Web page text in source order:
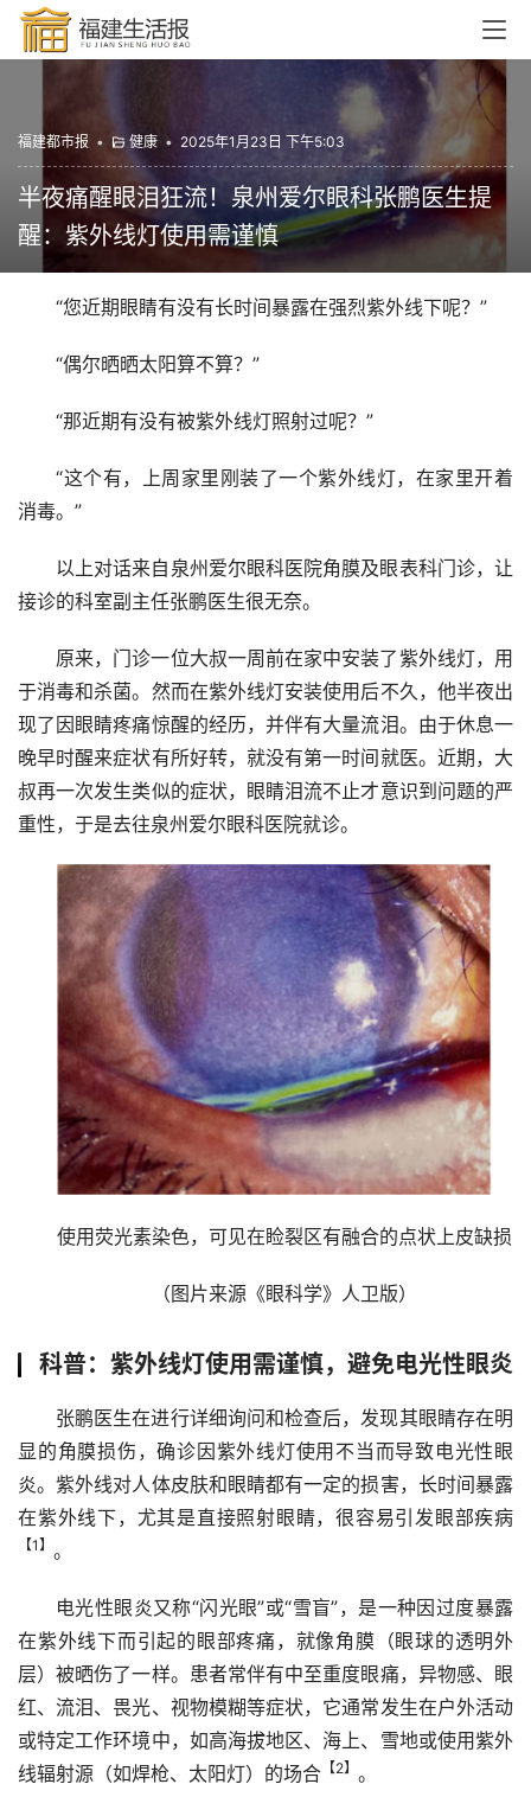
福建都市报 • 健康 • 2025年1月23日 下午5:03
半夜痛醒眼泪狂流！泉州爱尔眼科张鹏医生提
醒：紫外线灯使用需谨慎
“您近期眼睛有没有长时间暴露在强烈紫外线下呢？”
“偶尔晒晒太阳算不算？”
“那近期有没有被紫外线灯照射过呢？”
“这个有，上周家里刚装了一个紫外线灯，在家里开着
消毒。”
以上对话来自泉州爱尔眼科医院角膜及眼表科门诊，让
接诊的科室副主任张鹏医生很无奈。
原来，门诊一位大叔一周前在家中安装了紫外线灯，用
于消毒和杀菌。然而在紫外线灯安装使用后不久，他半夜出
现了因眼睛疼痛惊醒的经历，并伴有大量流泪。由于休息一
晚早时醒来症状有所好转，就没有第一时间就医。近期，大
叔再一次发生类似的症状，眼睛泪流不止才意识到问题的严
重性，于是去往泉州爱尔眼科医院就诊。
使用荧光素染色，可见在睑裂区有融合的点状上皮缺损
（图片来源《眼科学》人卫版）
科普： 紫外线灯使用需谨慎， 避免电光性眼炎
张鹏医生在进行详细询问和检查后，发现其眼睛存在明
显的角膜损伤，确诊因紫外线灯使用不当而导致电光性眼
炎。紫外线对人体皮肤和眼睛都有一定的损害，长时间暴露
在紫外线下，尤其是直接照射眼睛，很容易引发眼部疾病
【1】 。
电光性眼炎又称“闪光眼”或“雪盲”，是一种因过度暴露
在紫外线下而引起的眼部疼痛，就像角膜（眼球的透明外
层）被晒伤了一样。患者常伴有中至重度眼痛，异物感、眼
红、流泪、畏光、视物模糊等症状，它通常发生在户外活动
或特定工作环境中，如高海拔地区、海上、雪地或使用紫外
线辐射源（如焊枪、太阳灯）的场合 【2】 。